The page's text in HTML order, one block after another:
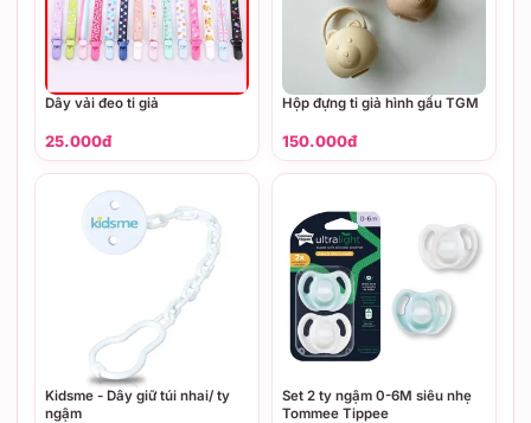
Dây vải đeo ti giả
25.000đ
Hộp đựng ti giả hình gấu TGM
150.000đ
Kidsme - Dây giữ túi nhai/ ty
ngậm
Set 2 ty ngậm 0-6M siêu nhẹ
Tommee Tippee